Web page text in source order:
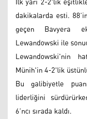
dakikalarda esti.
geçen Bavyera
Lewandowski ile
Lewandowski'nin
Münih'in 4-2'lik
Bu galibiyetle
liderliğini
6’ncı sırada kaldı.